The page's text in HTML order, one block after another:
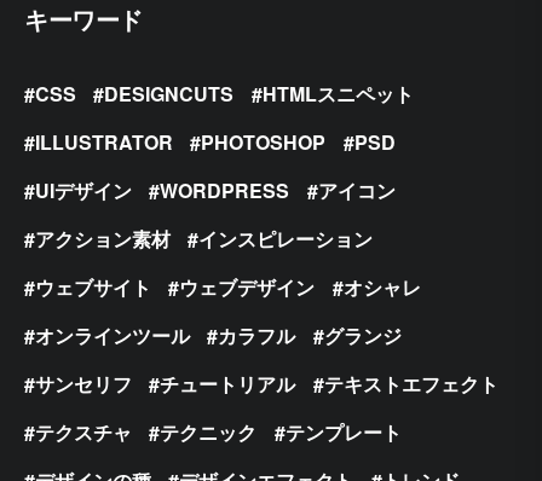
キーワード
CSS DESIGNCUTS
HTMLスニペット
ILLUSTRATOR
PHOTOSHOP
PSD
UIデザイン
WORDPRESS
アイコン
アクション素材
インスピレーション
ウェブサイト
ウェブデザイン
オシャレ
オンラインツール
カラフル
グランジ
サンセリフ
チュートリアル
テキストエフェクト
テクスチャ
テクニック
テンプレート